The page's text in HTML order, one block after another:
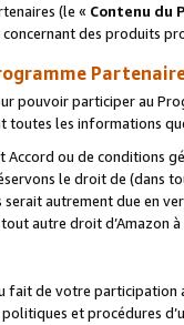
(le « Contenu du
des produits
pouvoir participer au
les informations
ou de conditions
le droit de (dans
autrement due en
autre droit
fait de votre
et procédures